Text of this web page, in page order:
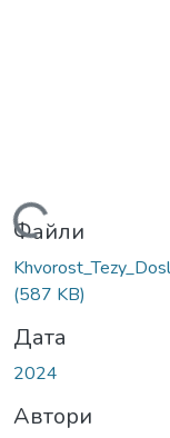
Вантажиться...
Файли
(587 KB)
Дата
2024
Автори